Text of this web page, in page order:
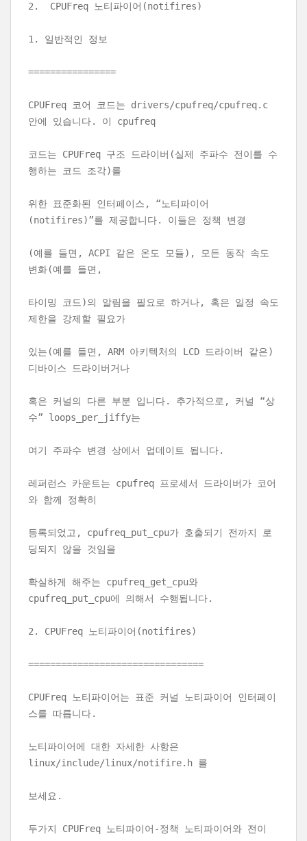
2. CPUFreq 노티파이어(notifires)
1. 일반적인 정보
================
CPUFreq 코어 코드는 drivers/cpufreq/cpufreq.c
안에 있습니다. 이 cpufreq
코드는 CPUFreq 구조 드라이버(실제 주파수 전이를 수
행하는 코드 조각)를
위한 표준화된 인터페이스, “노티파이어
(notifires)”를 제공합니다. 이들은 정책 변경
(예를 들면, ACPI 같은 온도 모듈), 모든 동작 속도
변화(예를 들면,
타이밍 코드)의 알림을 필요로 하거나, 혹은 일정 속도
제한을 강제할 필요가
있는(예를 들면, ARM 아키텍처의 LCD 드라이버 같은)
디바이스 드라이버거나
혹은 커널의 다른 부분 입니다. 추가적으로, 커널 “상
수” loops_per_jiffy는
여기 주파수 변경 상에서 업데이트 됩니다.
레퍼런스 카운트는 cpufreq 프로세서 드라이버가 코어
와 함께 정확히
등록되었고, cpufreq_put_cpu가 호출되기 전까지 로
딩되지 않을 것임을
확실하게 해주는 cpufreq_get_cpu와
cpufreq_put_cpu에 의해서 수행됩니다.
2. CPUFreq 노티파이어(notifires)
================================
CPUFreq 노티파이어는 표준 커널 노티파이어 인터페이
스를 따릅니다.
노티파이어에 대한 자세한 사항은
linux/include/linux/notifire.h 를
보세요.
두가지 CPUFreq 노티파이어-정책 노티파이어와 전이